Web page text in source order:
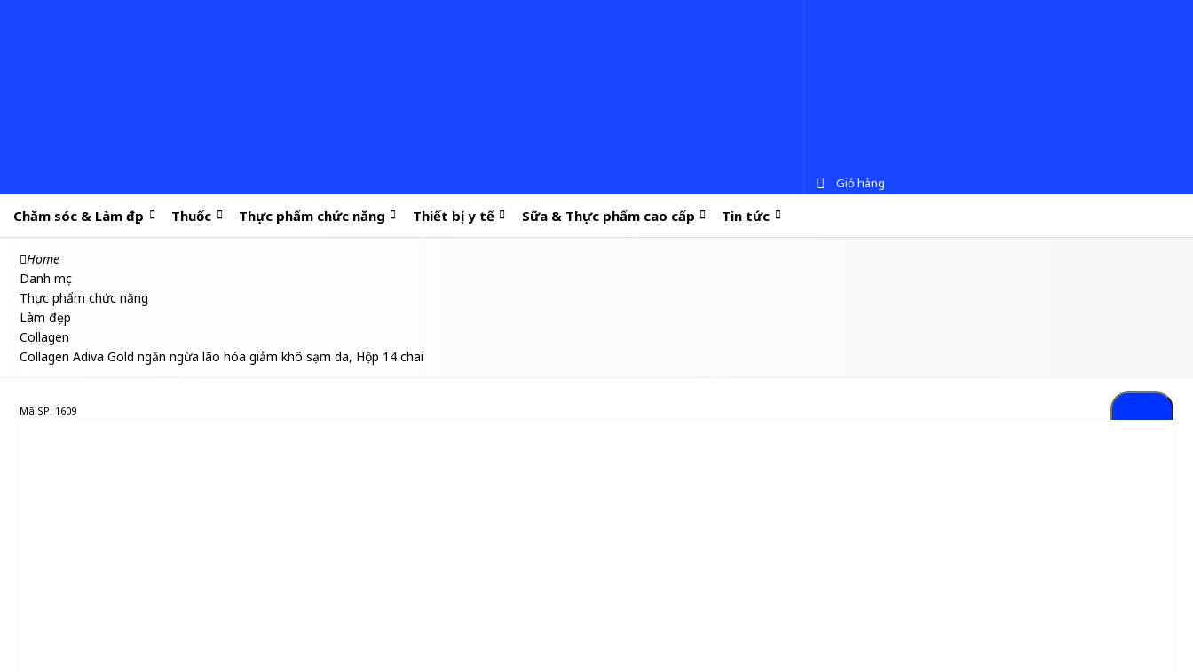
Giỏ hàng
Chăm sóc & Làm đẹp Thuốc Thực phẩm chức năng Thiết bị y tế Sữa & Thực phẩm cao cấp Tin tức
Home
Danh mục
Thực phẩm chức năng
Làm đẹp
Collagen
Collagen Adiva Gold ngăn ngừa lão hóa giảm khô sạm da, Hộp 14 chai
Mã SP: 1609